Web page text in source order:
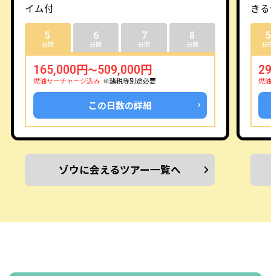
イム付
5
日間
6
日間
7
日間
8
日間
165,000円 ～509,000円
燃油サーチャージ込み ※諸税等別途必要
この日数の詳細
ゾウに会えるツアー一覧へ
き
5
日
燃